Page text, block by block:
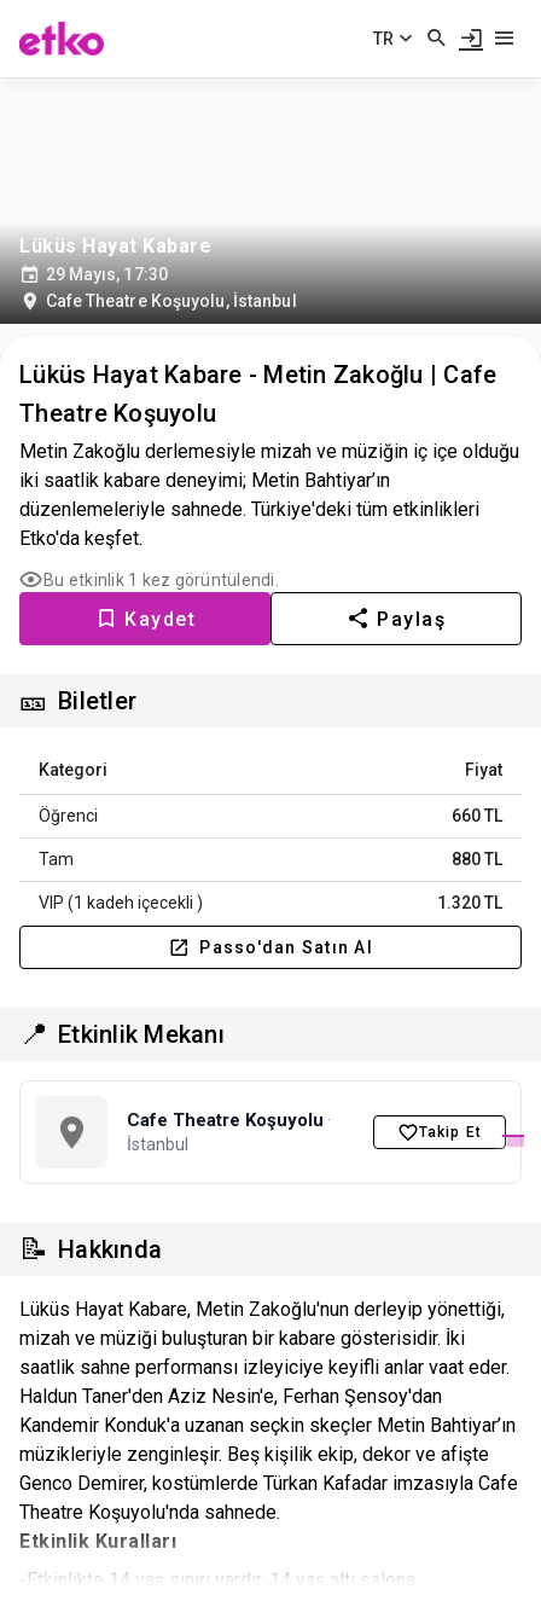
TR
Lüküs Hayat Kabare
29 Mayıs, 17:30
Cafe Theatre Koşuyolu, İstanbul
Lüküs Hayat Kabare - Metin Zakoğlu | Cafe
Theatre Koşuyolu
Metin Zakoğlu derlemesiyle mizah ve müziğin iç içe olduğu
iki saatlik kabare deneyimi; Metin Bahtiyar’ın
düzenlemeleriyle sahnede. Türkiye'deki tüm etkinlikleri
Etko'da keşfet.
Bu etkinlik 1 kez görüntülendi.
Kaydet Paylaş
🎫 Biletler
Kategori Fiyat
Öğrenci 660 TL
Tam 880 TL
VIP (1 kadeh içecekli ) 1.320 TL
Passo'dan Satın Al
📍 Etkinlik Mekanı
Cafe Theatre Koşuyolu ·
İstanbul
Takip Et
📝 Hakkında
Lüküs Hayat Kabare, Metin Zakoğlu'nun derleyip yönettiği,
mizah ve müziği buluşturan bir kabare gösterisidir. İki
saatlik sahne performansı izleyiciye keyifli anlar vaat eder.
Haldun Taner'den Aziz Nesin'e, Ferhan Şensoy'dan
Kandemir Konduk'a uzanan seçkin skeçler Metin Bahtiyar’ın
müzikleriyle zenginleşir. Beş kişilik ekip, dekor ve afişte
Genco Demirer, kostümlerde Türkan Kafadar imzasıyla Cafe
Theatre Koşuyolu'nda sahnede.
Etkinlik Kuralları
-Etkinlikte 14 yaş sınırı vardır. 14 yaş altı salona